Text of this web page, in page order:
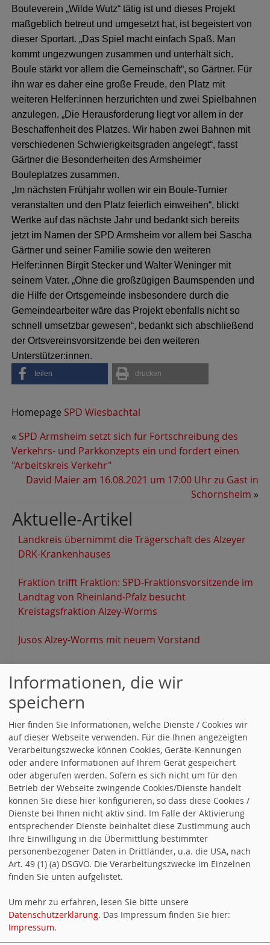
Bouleverein „Wilde Wutz“ tätig ist und dieses Projekt
maßgeblich betreut und umgesetzt hat, ist begeistert von
dieser Sportart. „Das Spiel macht einfach Spaß. Man
kommt ungezwungen zusammen und unterhält sich.
Boule stärkt vor allem die Gemeinschaft“, so Gärtner. Für
ihn war es daher eine große Freude, den Platz mit
weiteren Helfer:innen herzurichten und zwei Spielbahnen
anzulegen. „Die Herausforderung liegt vor allem in der
Beschaffenheit des Platzes. Wir haben zwei Bahnen mit
verschiedenen Schwierigkeitsgraden angelegt“, fasst
Gärtner die Besonderheiten des Armsheimer
Bouleplatzes zusammen.
„Im nächsten Frühjahr wollen wir ein Boule-Turnier
veranstalten und den Platz feierlich einweihen“, blickt
Wertke auf das nächste Jahr und bedankt sich bereits
jetzt im Namen der SPD Armsheim vor allem bei Sascha
Gärtner und seiner Familie sowie den weiteren
Helfer:innen Birgit Stecker und Walter Weninger mit
seinem Vater. „Ohne die großzügigen Baumspenden und
die Hilfe der Ortsgemeinde insbesondere durch die
Gemeindearbeiter wäre das Projekt ebenfalls nicht so
schnell umsetzbar gewesen“, bedankt sich abschließend
der Ortsvereinsvorsitzende bei den weiteren
Unterstützer:innen.
teilen drucken
Homepage SPD Wiesbachtal
« SPD Armsheim setzt sich für Fortschreibung des
Verkehrs- und Parkkonzepts ein und fordert einen
"Arbeitskreis Verkehr"
David Maier am 16.08.2021 um 17:00 Uhr zu Gast in
Schornsheim »
Aktuelle-Artikel
Landkreis übernimmt die Trägerschaft des Alzeyer
DRK-Krankenhauses
Fraktion trifft Fraktion: SPD-Fraktionsvorsitzende im
Landtag von Rheinland-Pfalz besucht
Kreistagsfraktion Alzey-Worms
Jusos Alzey-Worms mit neuem Vorstand
Die SPD in der VG Wöllstein hat einen neuen
Vorstand
Vorstandswahlen bei der SPD Armsheim
Arbeitsgemeinschaft für Arbeitnehmerfragen mit
neuem Vorstand
SPD Alzey-Worms gratuliert: Patricia Seelig zur
Stellvertretenden Juso-Bundesvorsitzenden gewählt
SPD Armsheim setzt sich für Fortschreibung des
Verkehrs- und Parkkonzepts ein und fordert einen
"Arbeitskreis Verkehr"
SPD Armsheim gestaltet Bouleplatz neu
Ausrufezeichen für die Zukunft
Informationen, die wir
speichern
Hier finden Sie Informationen, welche Dienste / Cookies wir
auf dieser Webseite verwenden. Für die Ihnen angezeigten
Verarbeitungszwecke können Cookies, Geräte-Kennungen
oder andere Informationen auf Ihrem Gerät gespeichert
oder abgerufen werden. Sofern es sich nicht um für den
Betrieb der Webseite zwingende Cookies/Dienste handelt
können Sie diese hier konfigurieren, so dass diese Cookies /
Dienste bei Ihnen nicht aktiv sind. Im Falle der Aktivierung
entsprechender Dienste beinhaltet diese Zustimmung auch
Ihre Einwilligung in die Übermittlung bestimmter
personenbezogener Daten in Drittländer, u.a. die USA, nach
Art. 49 (1) (a) DSGVO. Die Verarbeitungszwecke im Einzelnen
finden Sie unten aufgelistet.
Um mehr zu erfahren, lesen Sie bitte unsere
Datenschutzerklärung. Das Impressum finden Sie hier:
Impressum.